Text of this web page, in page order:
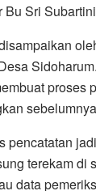
Bu Sri
proses
pencatatan
terekam di
data